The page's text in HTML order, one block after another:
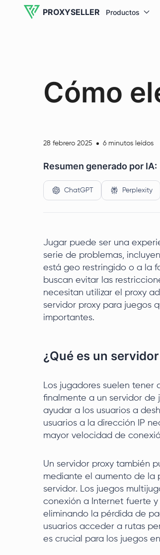
PROXYSELLER Productos
Cómo
28 febrero 2025 6 minutos leídos
Resumen generado por IA:
ChatGPT Perplexity
Jugar puede ser una
serie de problemas,
está geo restringido o a la
buscan evitar las
necesitan utilizar el proxy
servidor proxy para juegos
importantes.
¿Qué es un
Los jugadores suelen tener
finalmente a un servidor de
ayudar a los usuarios a
usuarios a la dirección IP
mayor velocidad de
Un servidor proxy también
mediante el aumento de la
servidor. Los juegos
conexión a Internet fuerte
eliminando la pérdida de
usuarios acceder a rutas
es crucial para los juegos